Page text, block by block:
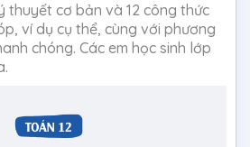
thuyết cơ bản và 12 công thức
ví dụ cụ thể, cùng với phương
chóng. Các em học sinh lớp